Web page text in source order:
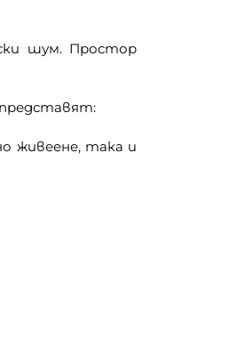
шум. Простор
живеене, така и